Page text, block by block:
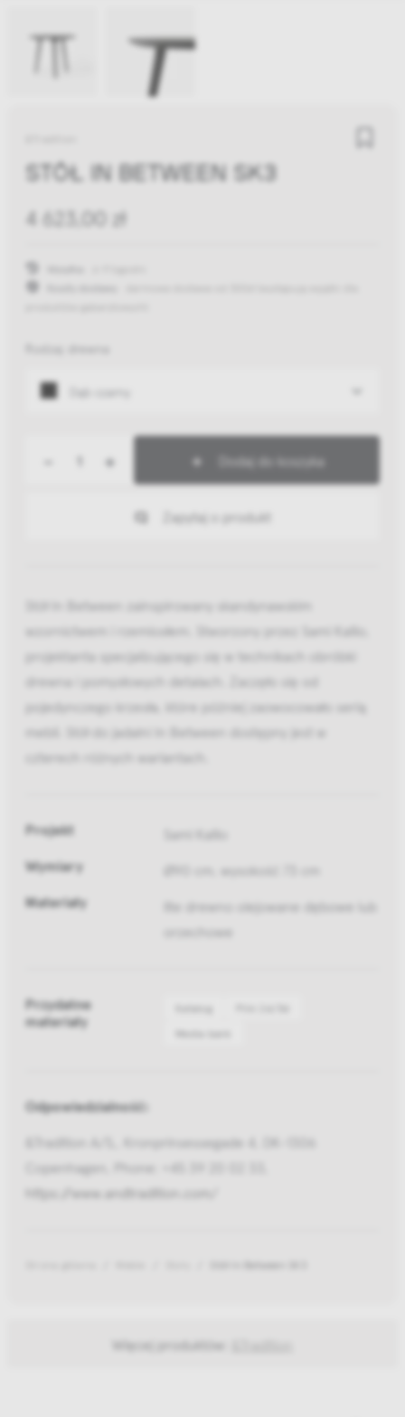
STÓŁ IN BETWEEN SK3
4 623,00 zł
Rodzaj drewna
Dąb czarny
+ Dodaj do koszyka
Zapytaj o produkt
Stół In Between zainspirowany skandynawskim
wzornictwem i rzemiosłem. Stworzony przez Sami Kallio,
projektanta specjalizującego się w technikach obróbki
drewna i pomysłowych detalach. Zaczęło się od
pojedynczego krzesła, które później zaowocowało serią
mebli. Stół do jadalni In Between dostępny jest w
czterech różnych wariantach.
Projekt Sami Kallio
Wymiary Ø90 cm, wysokość 73 cm
Materiały
lite drewno olejowane dębowe lub
orzechowe
Przydatne
materiały
Katalog
Media bank
Odpowiedzialność:
&Tradition A/S,, Kronprinsessegade 4, DK-1306
Copenhagen, Phone: +45 39 20 02 33,
https://www.andtradition.com/
Stół In Between SK3
Więcej produktów: